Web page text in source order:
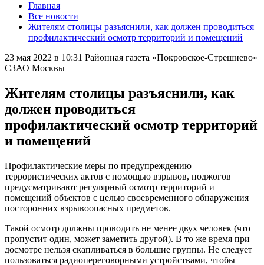
Главная
Все новости
Жителям столицы разъяснили, как должен проводиться
профилактический осмотр территорий и помещений
23 мая 2022 в 10:31 Районная газета «Покровское-Стрешнево»
СЗАО Москвы
Жителям столицы разъяснили, как
должен проводиться
профилактический осмотр территорий
и помещений
Профилактические меры по предупреждению
террористических актов с помощью взрывов, поджогов
предусматривают регулярный осмотр территорий и
помещений объектов с целью своевременного обнаружения
посторонних взрывоопасных предметов.
Такой осмотр должны проводить не менее двух человек (что
пропустит один, может заметить другой). В то же время при
досмотре нельзя скапливаться в большие группы. Не следует
пользоваться радиопереговорными устройствами, чтобы